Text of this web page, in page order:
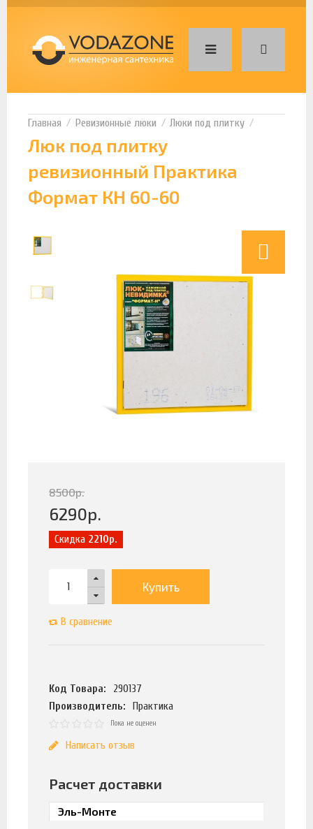
Ревизионные люки Люки под плитку
Люк под плитку
ревизионный Практика
Формат КН 60-60
8500р.
6290р.
Скидка 2210р.
Купить
В сравнение
Код Товара:
290137
Производитель:
Практика
Пока не оценен
Написать отзыв
Расчет доставки